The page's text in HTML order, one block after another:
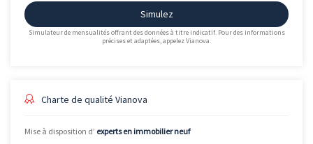
Simulez
Simulateur de mensualités offrant des données à titre indicatif. Pour des informations
précises et adaptées, appelez Vianova.
Charte de qualité Vianova
Mise à disposition d’ experts en immobilier neuf